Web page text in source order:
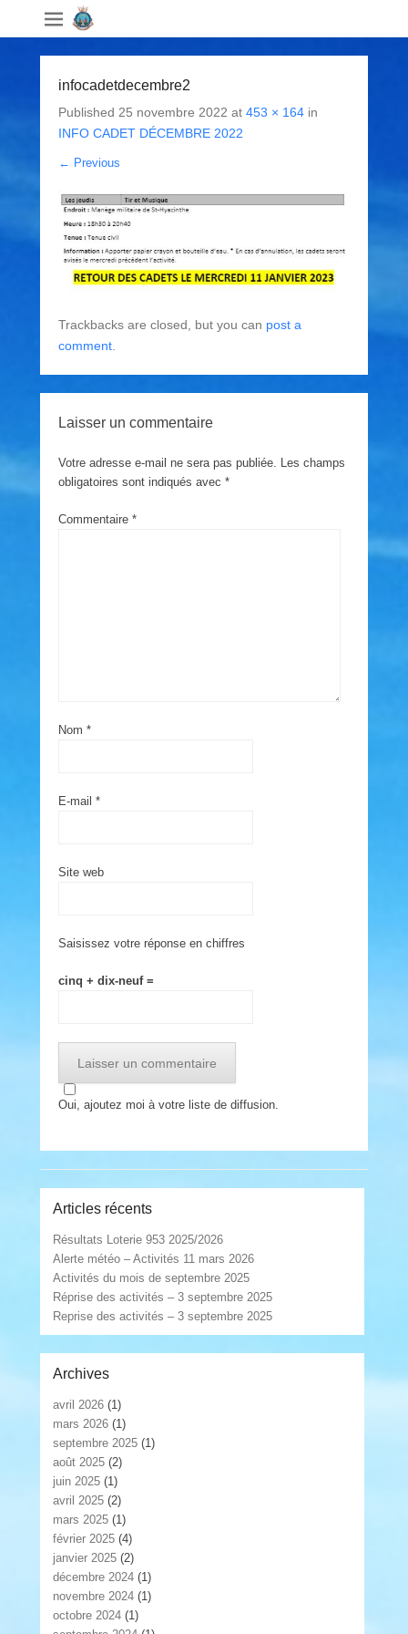
infocadetdecembre2
Published 25 novembre 2022 at 453 × 164 in
INFO CADET DÉCEMBRE 2022
← Previous
Trackbacks are closed, but you can post a
comment
Laisser un commentaire
Votre adresse e-mail ne sera pas publiée.
Les champs
obligatoires sont indiqués avec *
Commentaire *
Nom *
E-mail *
Site web
Saisissez votre réponse en chiffres
cinq + dix-neuf =
Oui, ajoutez moi à votre liste de diffusion.
Articles récents
Résultats Loterie 953 2025/2026
Alerte météo – Activités 11 mars 2026
Activités du mois de septembre 2025
Réprise des activités – 3 septembre 2025
Reprise des activités – 3 septembre 2025
Archives
avril 2026 (1)
mars 2026 (1)
septembre 2025 (1)
août 2025 (2)
juin 2025 (1)
avril 2025 (2)
mars 2025 (1)
février 2025 (4)
janvier 2025 (2)
décembre 2024 (1)
novembre 2024 (1)
octobre 2024 (1)